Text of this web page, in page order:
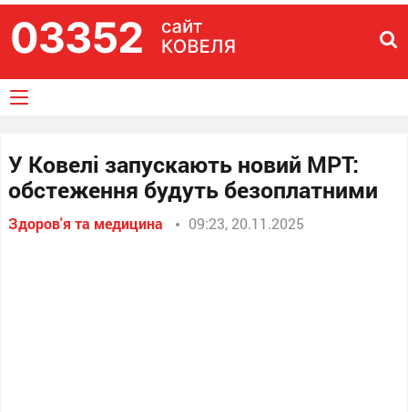
У Ковелі запускають новий МРТ:
обстеження будуть безоплатними
Здоров'я та медицина 09:23, 20.11.2025